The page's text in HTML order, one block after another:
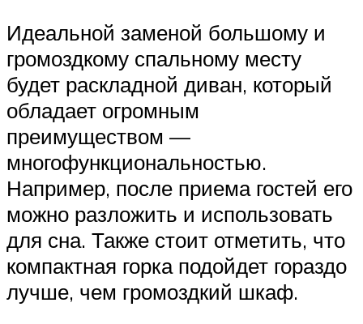
Идеальной заменой большому и
громоздкому спальному месту
будет раскладной диван, который
обладает огромным
преимуществом —
многофункциональностью.
Например, после приема гостей его
можно разложить и использовать
для сна. Также стоит отметить, что
компактная горка подойдет гораздо
лучше, чем громоздкий шкаф.